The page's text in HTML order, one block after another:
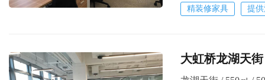
精装修家具 提
大虹桥龙湖天街